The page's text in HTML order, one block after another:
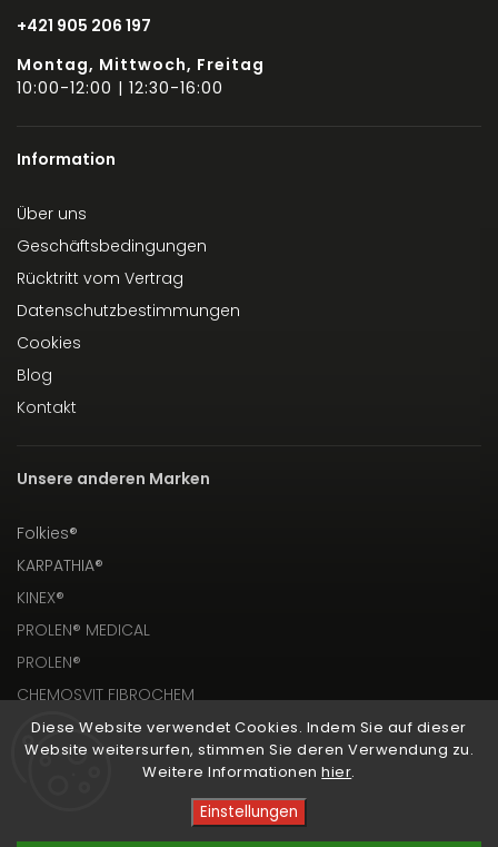
Diese Website verwendet Cookies. Indem Sie auf dieser
Website weitersurfen, stimmen Sie deren Verwendung zu.
Weitere Informationenhier.
Einstellungen
+421 905 206 197
Montag, Mittwoch, Freitag
10:00-12:00 | 12:30-16:00
Information
Über uns
Geschäftsbedingungen
Rücktritt vom Vertrag
Datenschutzbestimmungen
Cookies
Blog
Kontakt
Unsere anderen Marken
Folkies®
KARPATHIA®
KINEX®
PROLEN® MEDICAL
PROLEN®
CHEMOSVIT FIBROCHEM
Copyright 2026PROLEN® SHOP. Alle Rechte